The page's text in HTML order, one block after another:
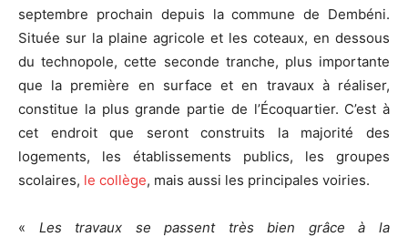
septembre prochain depuis la commune de Dembéni.
Située sur la plaine agricole et les coteaux, en dessous
du technopole, cette seconde tranche, plus importante
que la première en surface et en travaux à réaliser,
constitue la plus grande partie de l’Écoquartier. C’est à
cet endroit que seront construits la majorité des
logements, les établissements publics, les groupes
scolaires, le collège, mais aussi les principales voiries.
« Les travaux se passent très bien grâce à la